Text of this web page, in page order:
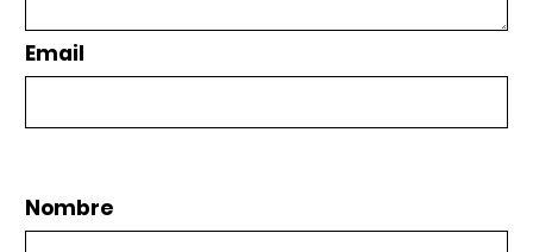
Email
Nombre